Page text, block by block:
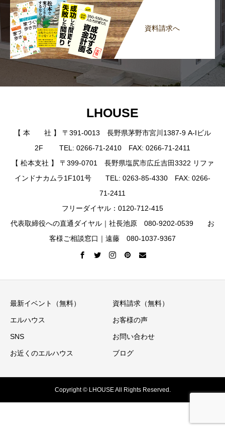
資料請求へ
LHOUSE
【 本 社 】 〒391-0013 長野県茅野市宮川1387-9 A-Iビル
2F TEL: 0266-71-2410 FAX: 0266-71-2411
【 松本支社 】 〒399-0701 長野県塩尻市広丘吉田3322 リファ
インドナカムラ1F101号 TEL: 0263-85-4330 FAX: 0266-
71-2411
フリーダイヤル：0120-712-415
代表取締役への直通ダイヤル｜社長池原 080-9202-0539 お
客様ご相談窓口｜遠藤 080-1037-9367
最新イベント（無料） 資料請求（無料）
エルハウス お客様の声
SNS お問い合わせ
お近くのエルハウス ブログ
Copyright © LHOUSE All Rights Reserved.
お電話